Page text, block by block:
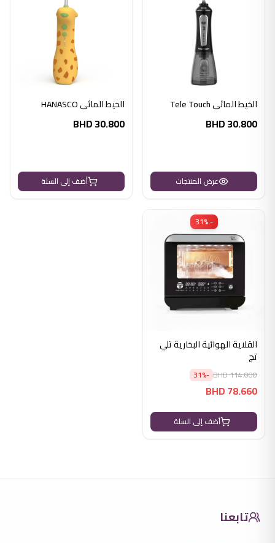
الخيط المائي Tele Touch
BHD30.800
عرض المنتجات
الخيط المائي HANASCO
BHD30.800
أضف إلى السلة
- 31%
القلاية الهوائية البخارية تلي
تج
BHD114.000
-
31%
BHD78.660
أضف إلى السلة
تابعنا